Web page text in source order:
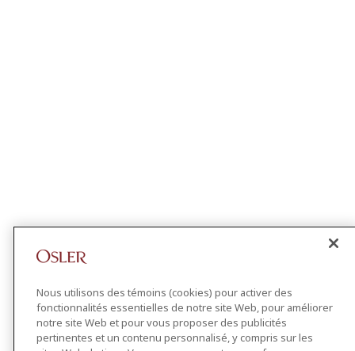
Nous utilisons des témoins (cookies) pour activer des
fonctionnalités essentielles de notre site Web, pour améliorer
notre site Web et pour vous proposer des publicités
pertinentes et un contenu personnalisé, y compris sur les